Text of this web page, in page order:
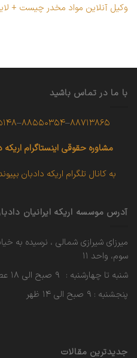
وکیل آنلاین مواد مخدر چیست +
با ما در تماس باشید
۸۸۷۱۳۸۶۵–۸۸۵۵۰۳۵۴–
مشاوره حقوقی اینستاگرام اریکه
به کانال تلگرام اریکه دادبان
آدرس موسسه اریکه ایرانیان
سوم، واحد ۱۱
شنبه تا چهارشنبه : ۹ صبح الی ۱۸ عصر
پنجشنبه : ۹ صبح الی ۱۴ ظهر
جدیدترین مقالات